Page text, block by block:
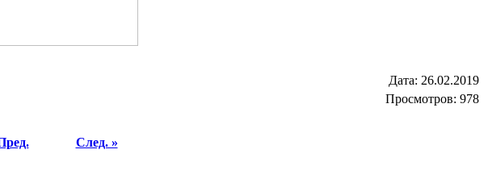
Дата: 26.02.2019
Просмотров: 978
След. »